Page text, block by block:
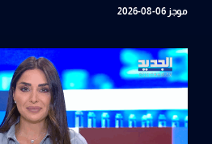
موجز 06-08-2026